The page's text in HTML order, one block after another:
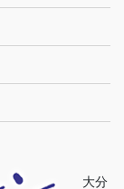
大分